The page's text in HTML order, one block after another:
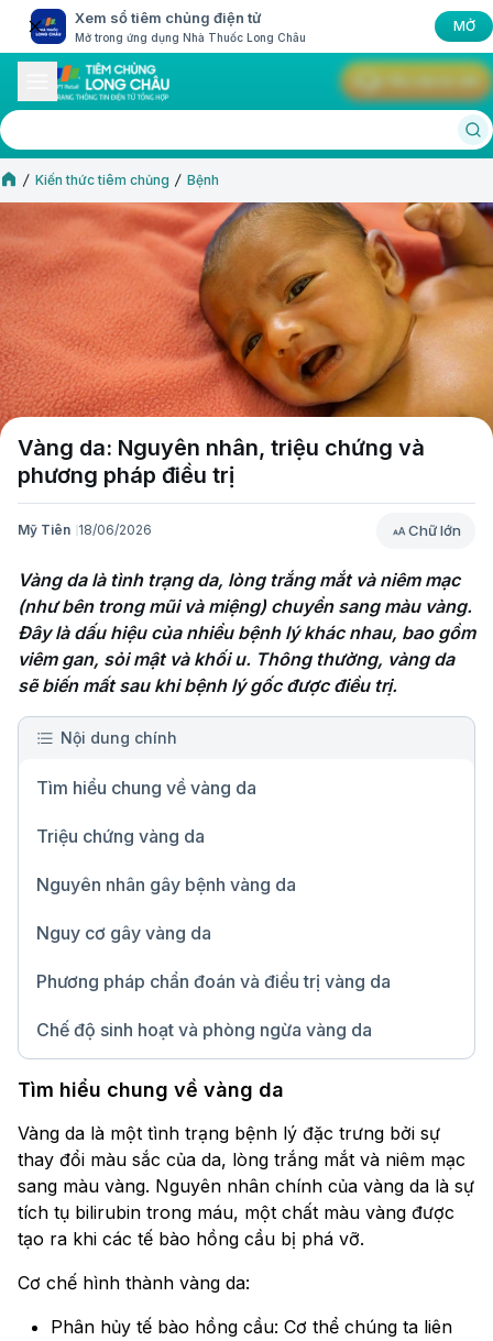
Xem sổ tiêm chủng điện tử
Mở trong ứng dụng Nhà Thuốc Long Châu
MỞ
Kiến thức tiêm chủng Bệnh
Vàng da: Nguyên nhân, triệu chứng và
phương pháp điều trị
Mỹ Tiên 18/06/2026 Chữ lớn
Vàng da là tình trạng da, lòng trắng mắt và niêm mạc
(như bên trong mũi và miệng) chuyển sang màu vàng.
Đây là dấu hiệu của nhiều bệnh lý khác nhau, bao gồm
viêm gan, sỏi mật và khối u. Thông thường, vàng da
sẽ biến mất sau khi bệnh lý gốc được điều trị.
Nội dung chính
Tìm hiểu chung về vàng da
Triệu chứng vàng da
Nguyên nhân gây bệnh vàng da
Nguy cơ gây vàng da
Phương pháp chẩn đoán và điều trị vàng da
Chế độ sinh hoạt và phòng ngừa vàng da
Tìm hiểu chung về vàng da
Vàng da là một tình trạng bệnh lý đặc trưng bởi sự
thay đổi màu sắc của da, lòng trắng mắt và niêm mạc
sang màu vàng. Nguyên nhân chính của vàng da là sự
tích tụ bilirubin trong máu, một chất màu vàng được
tạo ra khi các tế bào hồng cầu bị phá vỡ.
Cơ chế hình thành vàng da:
Phân hủy tế bào hồng cầu: Cơ thể chúng ta liên